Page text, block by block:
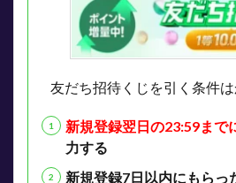
友だち招待くじを引く条件は
新規登録翌日の23:59まで
力する
新規登録7日以内にもらっ